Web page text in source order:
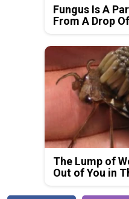
Fungus Is A
From A Drop
The Lump of
Out of You in